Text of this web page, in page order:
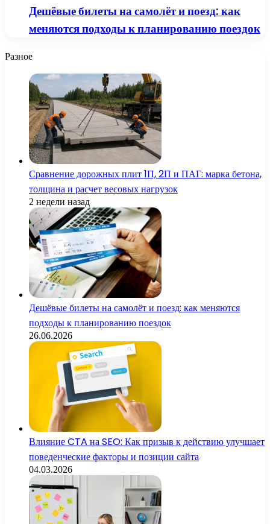
Дешёвые билеты на самолёт и поезд: как
меняются подходы к планированию поездок
Разное
Сравнение дорожных плит 1П, 2П и ПАГ: марка бетона,
толщина и расчет весовых нагрузок
2 недели назад
Дешёвые билеты на самолёт и поезд: как меняются
подходы к планированию поездок
26.06.2026
Влияние CTA на SEO: Как призыв к действию улучшает
поведенческие факторы и позиции сайта
04.03.2026